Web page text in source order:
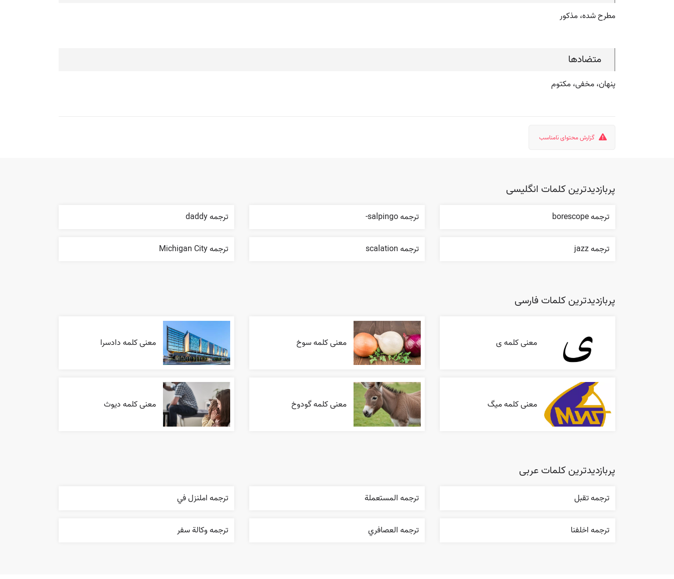
مطرح شده، مذکور
متضادها
پنهان، مخفی، مکتوم
گزارش محتوای نامناسب
پربازدیدترین کلمات انگلیسی
ترجمه borescope ترجمه salpingo- ترجمه daddy
ترجمه jazz ترجمه scalation ترجمه Michigan City
پربازدیدترین کلمات فارسی
معنی کلمه ی معنی کلمه سوخ معنی کلمه دادسرا
معنی کلمه میگ معنی کلمه گودوخ معنی کلمه دیوث
پربازدیدترین کلمات عربی
ترجمه تقبل ترجمه المستعملة ترجمه املنزل في
ترجمه اخلفنا ترجمه العصافري ترجمه وکالة سفر